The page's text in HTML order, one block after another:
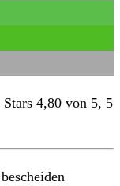
4,80 von 5, 5